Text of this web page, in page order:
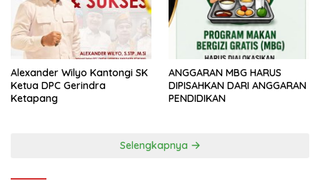
Alexander Wilyo Kantongi SK
Ketua DPC Gerindra
Ketapang
ANGGARAN MBG HARUS
DIPISAHKAN DARI ANGGARAN
PENDIDIKAN
Selengkapnya